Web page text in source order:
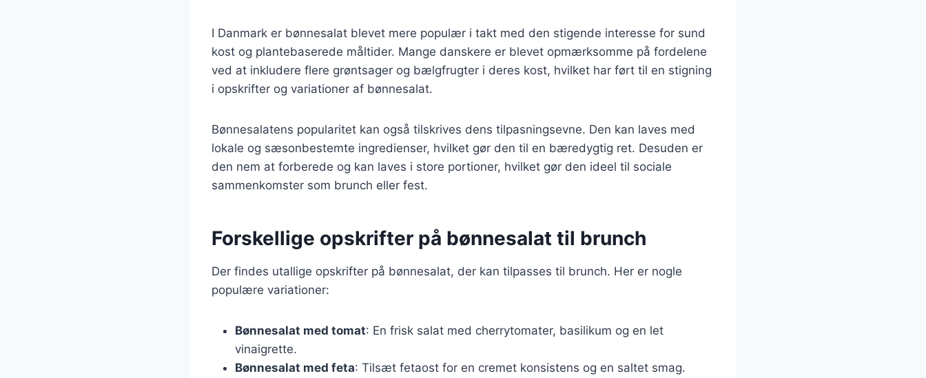
I Danmark er bønnesalat blevet mere populær i takt med den stigende interesse for sund
kost og plantebaserede måltider. Mange danskere er blevet opmærksomme på fordelene
ved at inkludere flere grøntsager og bælgfrugter i deres kost, hvilket har ført til en stigning
i opskrifter og variationer af bønnesalat.
Bønnesalatens popularitet kan også tilskrives dens tilpasningsevne. Den kan laves med
lokale og sæsonbestemte ingredienser, hvilket gør den til en bæredygtig ret. Desuden er
den nem at forberede og kan laves i store portioner, hvilket gør den ideel til sociale
sammenkomster som brunch eller fest.
Forskellige opskrifter på bønnesalat til brunch
Der findes utallige opskrifter på bønnesalat, der kan tilpasses til brunch. Her er nogle
populære variationer:
Bønnesalat med tomat: En frisk salat med cherrytomater, basilikum og en let
vinaigrette.
Bønnesalat med feta: Tilsæt fetaost for en cremet konsistens og en saltet smag.